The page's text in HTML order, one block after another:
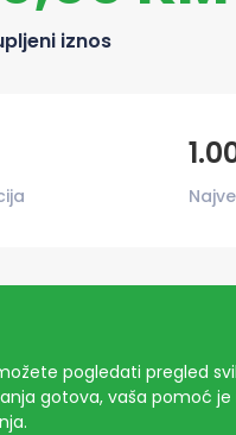
iznos
pogledati pregled
gotova, vaša pomoć